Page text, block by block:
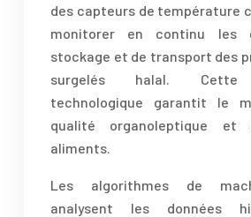
des capteurs de température
monitorer en continu les
stockage et de transport des
surgelés halal. Cette
technologique garantit le
qualité organoleptique et
aliments.
Les algorithmes de
analysent les données